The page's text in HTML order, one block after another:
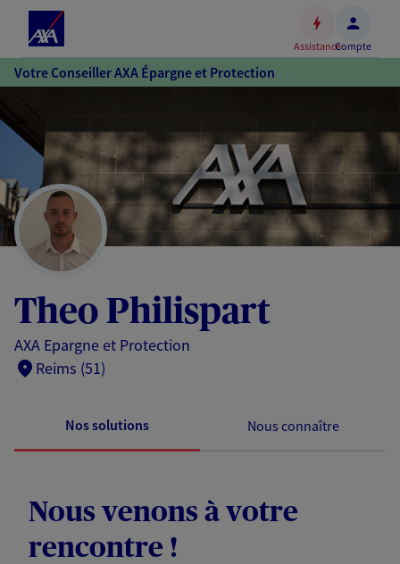
Accéder
au
Accéder
au
pied
de
page
AssistanceCompte
Votre Conseiller AXA Épargne et Protection
Theo Philispart
AXA Epargne et Protection
Reims (51)
Nos solutions Nous connaître
Nous venons à votre
rencontre !